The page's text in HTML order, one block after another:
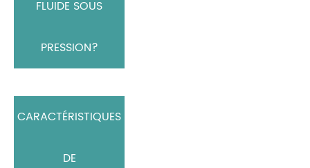
FLUIDE SOUS
PRESSION?
CARACTÉRISTIQUES
DE